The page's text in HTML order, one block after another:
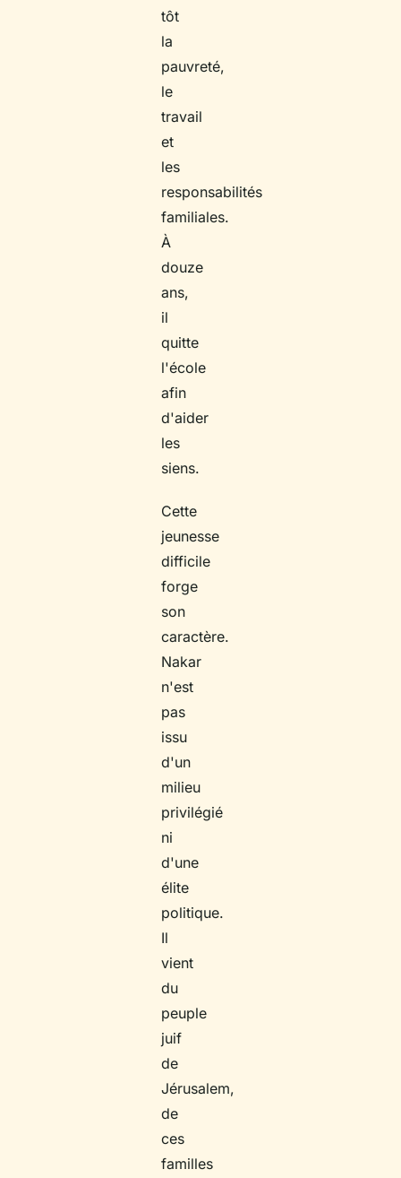
tôt
la
pauvreté,
le
travail
et
les
responsabilités
familiales.
À
douze
ans,
il
quitte
l'école
afin
d'aider
les
siens.
Cette
jeunesse
difficile
forge
son
caractère.
Nakar
n'est
pas
issu
d'un
milieu
privilégié
ni
d'une
élite
politique.
Il
vient
du
peuple
juif
de
Jérusalem,
de
ces
familles